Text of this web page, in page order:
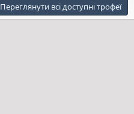
Переглянути всі доступні трофеї